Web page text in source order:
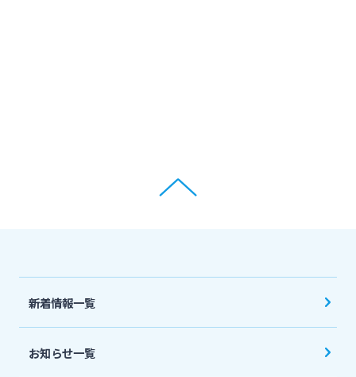
新着情報一覧
お知らせ一覧